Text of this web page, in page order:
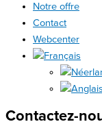
Notre offre
Contact
Webcenter
Contactez-